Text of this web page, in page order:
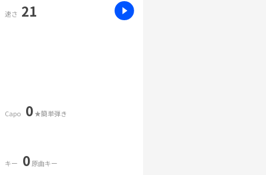
速さ 21
Capo 0★簡単弾き
キー 0原曲キー